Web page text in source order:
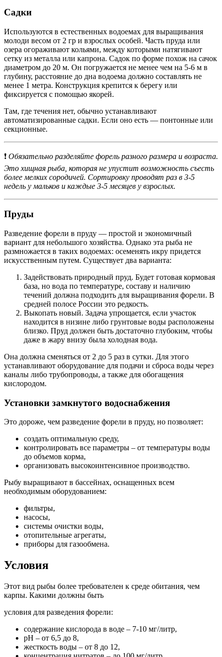
Садки
Используются в естественных водоемах для выращивания
молоди весом от 2 гр и взрослых особей. Часть пруда или
озера огораживают кольями, между которыми натягивают
сетку из металла или капрона. Садок по форме похож на сачок
диаметром до 20 м. Он погружается не менее чем на 5-6 м в
глубину, расстояние до дна водоема должно составлять не
менее 1 метра. Конструкция крепится к берегу или
фиксируется с помощью якорей.
Там, где течения нет, обычно устанавливают
автоматизированные садки. Если оно есть ― понтонные или
секционные.
❗ Обязательно разделяйте форель разного размера и возраста.
Это хищная рыба, которая не упустит возможность съесть
более мелких сородичей. Сортировку проводят раз в 3-5
недель у мальков и каждые 3-5 месяцев у взрослых.
Пруды
Разведение форели в пруду ― простой и экономичный
вариант для небольшого хозяйства. Однако эта рыба не
размножается в таких водоемах: осеменять икру придется
искусственным путем. Существует два варианта:
Задействовать природный пруд. Будет готовая кормовая
база, но вода по температуре, составу и наличию
течений должна подходить для выращивания форели. В
средней полосе России это редкость.
Выкопать новый. Задача упрощается, если участок
находится в низине либо грунтовые воды расположены
близко. Пруд должен быть достаточно глубоким, чтобы
даже в жару внизу была холодная вода.
Она должна сменяться от 2 до 5 раз в сутки. Для этого
устанавливают оборудование для подачи и сброса воды через
каналы либо трубопроводы, а также для обогащения
кислородом.
Установки замкнутого водоснабжения
Это дороже, чем разведение форели в пруду, но позволяет:
создать оптимальную среду,
контролировать все параметры – от температуры воды
до объемов корма,
организовать высокоинтенсивное производство.
Рыбу выращивают в бассейнах, оснащенных всем
необходимым оборудованием:
фильтры,
насосы,
системы очистки воды,
отопительные агрегаты,
приборы для газообмена.
Условия
Этот вид рыбы более требователен к среде обитания, чем
карпы. Какими должны быть
условия для разведения форели:
содержание кислорода в воде – 7-10 мг/литр,
рН – от 6,5 до 8,
жесткость воды – от 8 до 12,